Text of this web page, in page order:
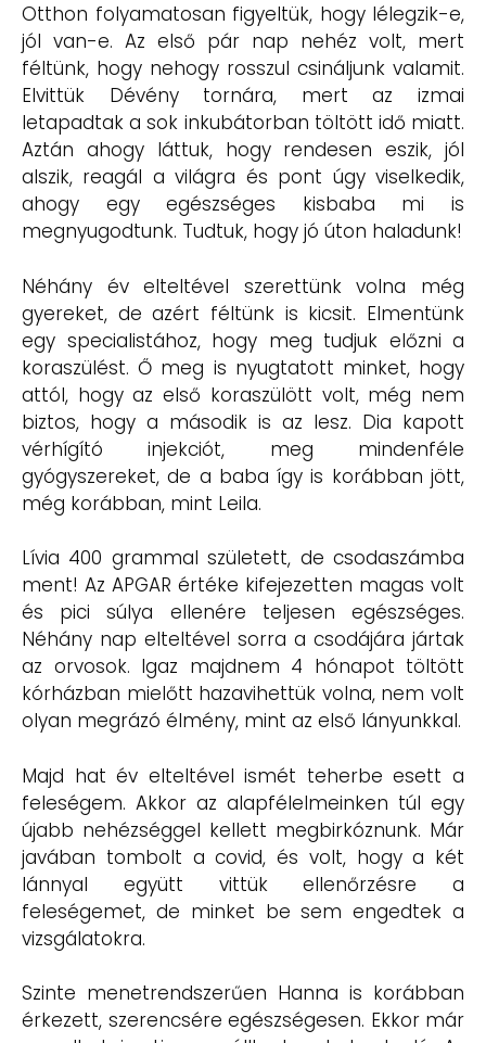
Otthon folyamatosan figyeltük, hogy lélegzik-e,
jól van-e. Az első pár nap nehéz volt, mert
féltünk, hogy nehogy rosszul csináljunk valamit.
Elvittük Dévény tornára, mert az izmai
letapadtak a sok inkubátorban töltött idő miatt.
Aztán ahogy láttuk, hogy rendesen eszik, jól
alszik, reagál a világra és pont úgy viselkedik,
ahogy egy egészséges kisbaba mi is
megnyugodtunk. Tudtuk, hogy jó úton haladunk!
Néhány év elteltével szerettünk volna még
gyereket, de azért féltünk is kicsit. Elmentünk
egy specialistához, hogy meg tudjuk előzni a
koraszülést. Ő meg is nyugtatott minket, hogy
attól, hogy az első koraszülött volt, még nem
biztos, hogy a második is az lesz. Dia kapott
vérhígító injekciót, meg mindenféle
gyógyszereket, de a baba így is korábban jött,
még korábban, mint Leila.
Lívia 400 grammal született, de csodaszámba
ment! Az APGAR értéke kifejezetten magas volt
és pici súlya ellenére teljesen egészséges.
Néhány nap elteltével sorra a csodájára jártak
az orvosok. Igaz majdnem 4 hónapot töltött
kórházban mielőtt hazavihettük volna, nem volt
olyan megrázó élmény, mint az első lányunkkal.
Majd hat év elteltével ismét teherbe esett a
feleségem. Akkor az alapfélelmeinken túl egy
újabb nehézséggel kellett megbirkóznunk. Már
javában tombolt a covid, és volt, hogy a két
lánnyal együtt vittük ellenőrzésre a
feleségemet, de minket be sem engedtek a
vizsgálatokra.
Szinte menetrendszerűen Hanna is korábban
érkezett, szerencsére egészségesen. Ekkor már